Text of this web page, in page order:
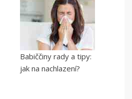
Babiččiny rady a tipy:
jak na nachlazení?